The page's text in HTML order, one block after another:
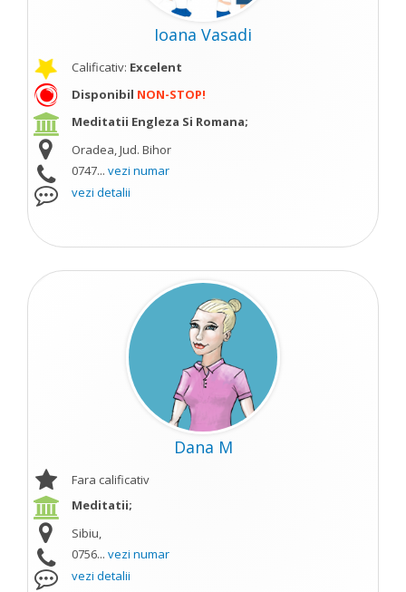
Ioana Vasadi
Calificativ: Excelent
Disponibil NON-STOP!
Meditatii Engleza Si Romana;
Oradea, Jud. Bihor
0747... vezi numar
vezi detalii
Dana M
Fara calificativ
Meditatii;
Sibiu,
0756... vezi numar
vezi detalii